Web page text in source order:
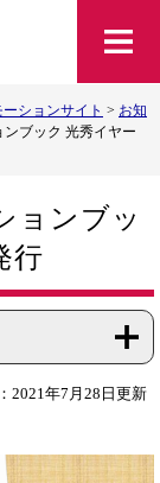
ションサイト > お知
ンブック 光秀イヤー
ョンブッ
行
2021年7月28日更新